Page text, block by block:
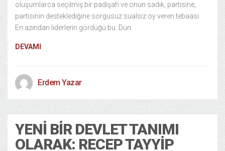
oluşumlarca seçilmiş bir padişah ve onun sadık, partisine,
partisinin desteklediğine sorgusuz sualsiz oy veren tebaası .
En azından liderlerin gördüğü bu. Dün
DEVAMI
Erdem Yazar
YENI BIR DEVLET TANIMI
OLARAK: RECEP TAYYIP